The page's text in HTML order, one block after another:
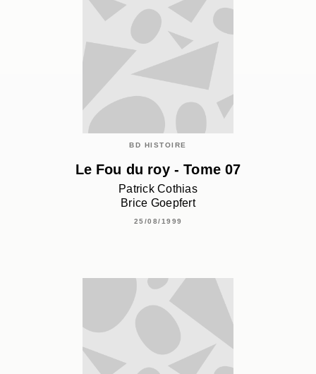
BD HISTOIRE
Le Fou du roy - Tome 07
Patrick Cothias
Brice Goepfert
25/08/1999